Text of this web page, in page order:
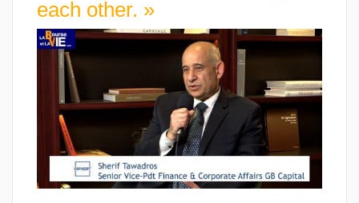
each other. »